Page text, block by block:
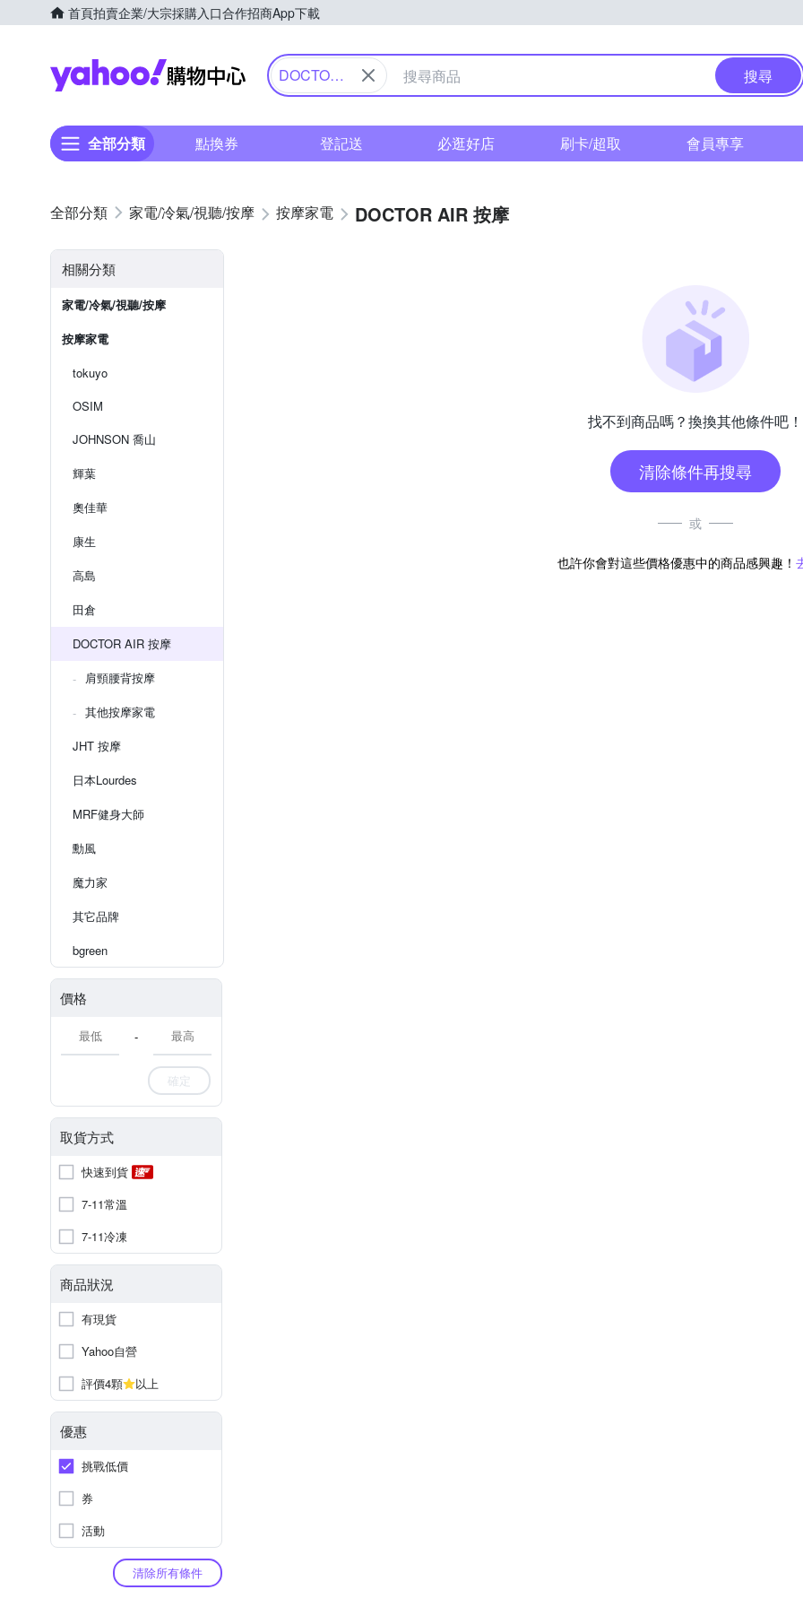
首頁拍賣企業/大宗採購入口合作招商App下載
Yahoo購物中心
DOCTOR
搜尋
全部分類 點換券 登記送 必逛好店 刷卡/超取 會員專享
家電/冷氣/視聽/按摩 按摩家電 DOCTOR AIR 按摩
相關分類
家電/冷氣/視聽/按摩
按摩家電
tokuyo
OSIM
JOHNSON 喬山
輝葉
奧佳華
康生
高島
田倉
DOCTOR AIR 按摩
肩頸腰背按摩
其他按摩家電
JHT 按摩
日本Lourdes
MRF健身大師
勳風
魔力家
其它品牌
bgreen
價格
-
確定
取貨方式
快速到貨
7-11常溫
7-11冷凍
商品狀況
有現貨
Yahoo自營
評價4顆
以上
優惠
挑戰低價
券
活動
清除所有條件
找不到商品嗎？換換其他條件吧！
清除條件再搜尋
或
也許你會對這些價格優惠中的商品感興趣！